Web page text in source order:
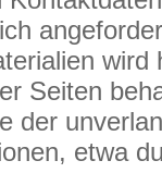
Seiten
der
etwa